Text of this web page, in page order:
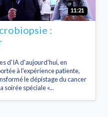
11:21
:
d'IA d'aujourd'hui, en
à l'expérience patiente,
le dépistage du cancer
soirée spéciale «...